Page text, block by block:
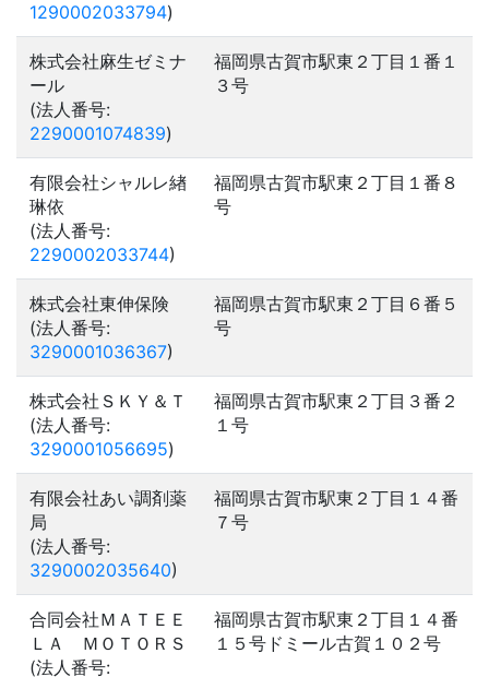
1290002033794)
株式会社麻生ゼミナ
ール
(法人番号:
2290001074839)
福岡県古賀市駅東２丁目１番１
３号
有限会社シャルレ緖
琳依
(法人番号:
2290002033744)
福岡県古賀市駅東２丁目１番８
号
株式会社東伸保険
(法人番号:
3290001036367)
福岡県古賀市駅東２丁目６番５
号
株式会社ＳＫＹ＆Ｔ
(法人番号:
3290001056695)
福岡県古賀市駅東２丁目３番２
１号
有限会社あい調剤薬
局
(法人番号:
3290002035640)
福岡県古賀市駅東２丁目１４番
７号
合同会社ＭＡＴＥＥ
ＬＡ ＭＯＴＯＲＳ
(法人番号:
福岡県古賀市駅東２丁目１４番
１５号ドミール古賀１０２号